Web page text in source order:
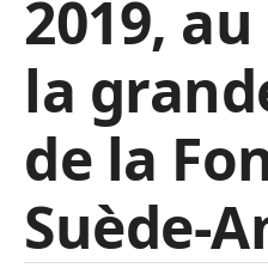
2019,
la
de la
Suède-